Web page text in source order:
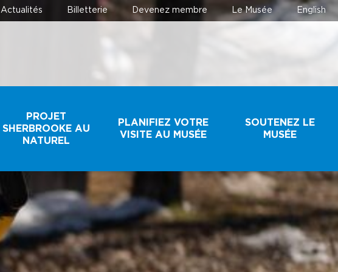
Actualités Billetterie Devenez membre Le Musée English
PROJET
SHERBROOKE AU
NATUREL
PLANIFIEZ VOTRE
VISITE AU MUSÉE
HORAIRE ET
TARIFS
BILLETTERIE
SOUTENEZ LE
MUSÉE
FAIRE UN DON
DEVENEZ MEMBRE